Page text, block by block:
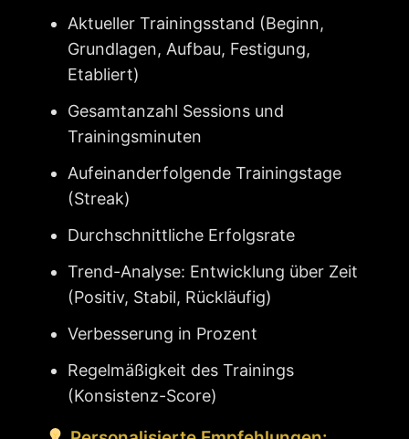
Aktueller Trainingsstand (Beginn,
Grundlagen, Aufbau, Festigung,
Etabliert)
Gesamtanzahl Sessions und
Trainingsminuten
Aufeinanderfolgende Trainingstage
(Streak)
Durchschnittliche Erfolgsrate
Trend-Analyse: Entwicklung über Zeit
(Positiv, Stabil, Rückläufig)
Verbesserung in Prozent
Regelmäßigkeit des Trainings
(Konsistenz-Score)